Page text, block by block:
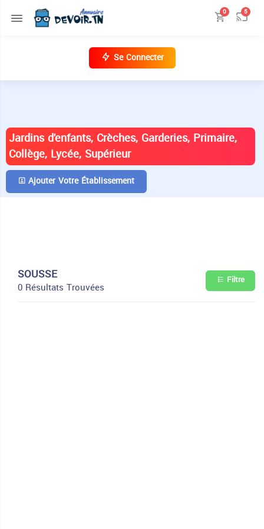
0 5
Se Connecter
Jardins d'enfants, Crèches, Garderies, Primaire,
Collège, Lycée, Supérieur
Ajouter Votre Établissement
SOUSSE
0 Résultats Trouvées Filtre